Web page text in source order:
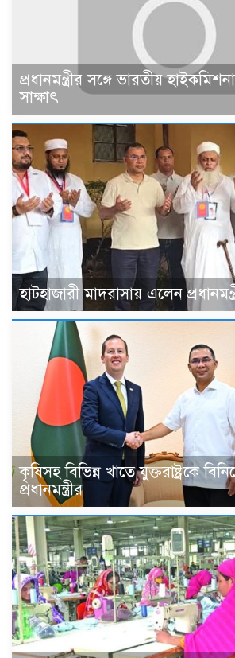
প্রধানমন্ত্রীর সঙ্গে ভারতীয়
সাক্ষাৎ
হাটহাজারী মাদরাসায় এলেন
কৃষিসহ বিভিন্ন খাতে যুক্তরাষ্ট্রকে
প্রধানমন্ত্রীর